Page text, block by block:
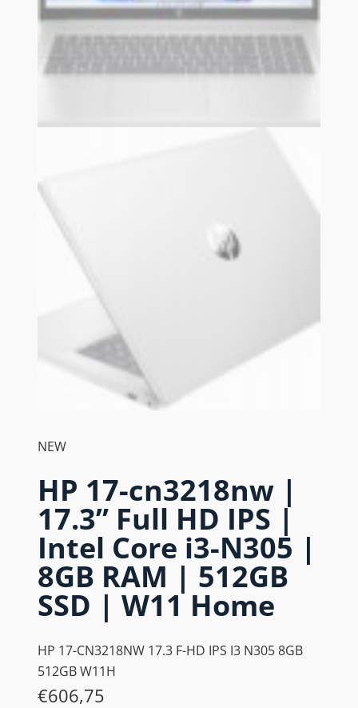
NEW
HP 17-cn3218nw |
17.3” Full HD IPS |
Intel Core i3-N305 |
8GB RAM | 512GB
SSD | W11 Home
HP 17-CN3218NW 17.3 F-HD IPS I3 N305 8GB
512GB W11H
€606,75